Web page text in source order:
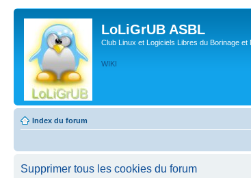
LoLiGrUB ASBL
Club Linux et Logiciels Libres du Borinage et
WIKI
Index du forum
Supprimer tous les cookies du forum